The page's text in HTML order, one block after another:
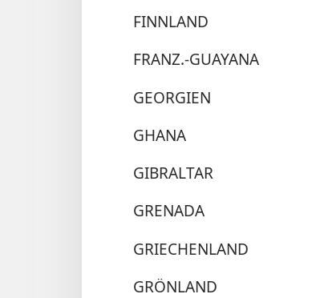
FINNLAND
FRANZ.-GUAYANA
GEORGIEN
GHANA
GIBRALTAR
GRENADA
GRIECHENLAND
GRÖNLAND